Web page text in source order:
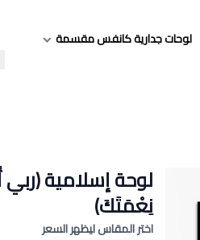
لوحات جدارية كانفس مقسمة
لوحة إسلامية
نِعْمَتَكَ)
اختر المقاس ليظهر السعر